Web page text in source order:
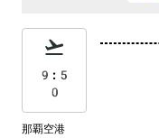
9:5
0
那覇空港